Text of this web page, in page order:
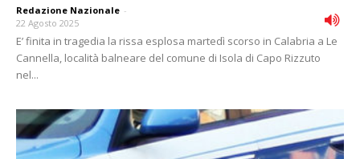
Redazione Nazionale -
22 Agosto 2025
E’ finita in tragedia la rissa esplosa martedì scorso in Calabria a Le
Cannella, località balneare del comune di Isola di Capo Rizzuto
nel...